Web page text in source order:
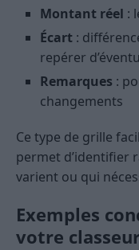
Montant réel :
Écart :
repérer
Remarques :
changements
Ce type de grille
permet d’identifier
varient ou qui
Exemples
votre